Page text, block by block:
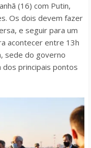
(16) com Putin,
Os dois devem fazer
e seguir para um
acontecer entre 13h
sede do governo
dos principais pontos